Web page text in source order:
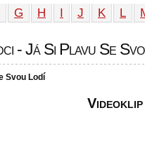
G H I J K L
- Já Si Plavu Se
Svou Lodí
Videoklip